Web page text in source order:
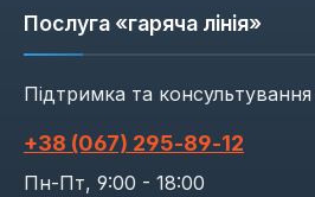
Послуга «гаряча лінія»
Підтримка та консультування
+38 (067) 295‑89‑12
Пн-Пт, 9:00 - 18:00